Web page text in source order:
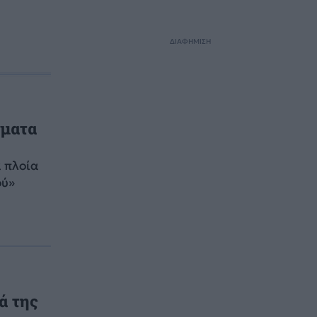
της
ΔΙΑΦΗΜΙΣΗ